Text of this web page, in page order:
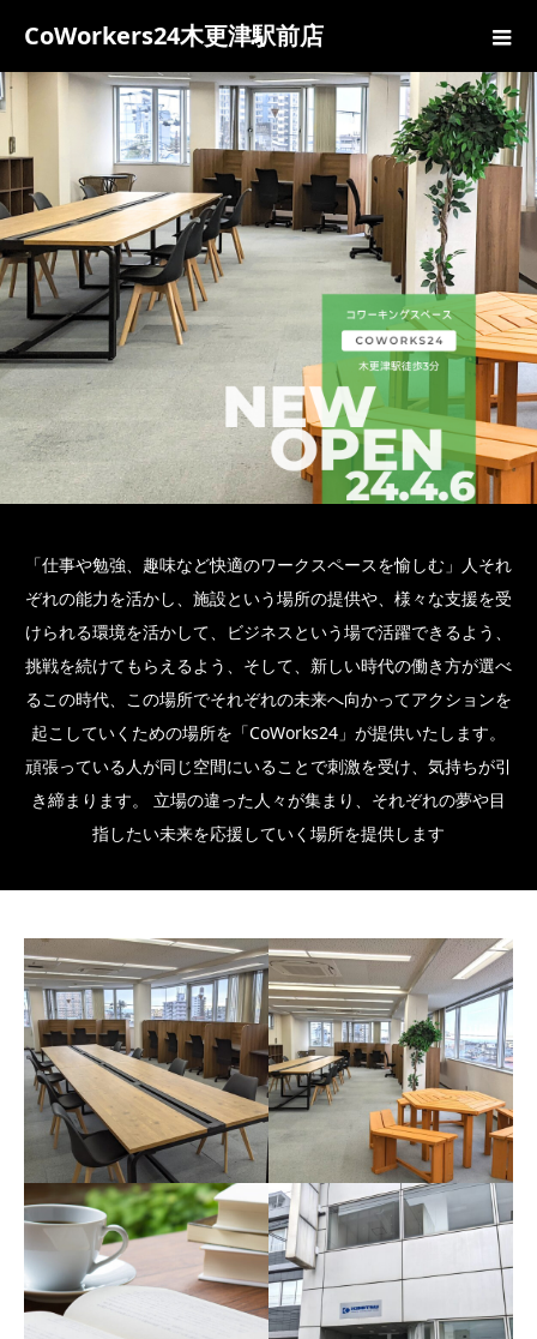
CoWorkers24木更津駅前店
「仕事や勉強、趣味など快適のワークスペースを愉しむ」人それ
ぞれの能力を活かし、施設という場所の提供や、様々な支援を受
けられる環境を活かして、ビジネスという場で活躍できるよう、
挑戦を続けてもらえるよう、そして、新しい時代の働き方が選べ
るこの時代、この場所でそれぞれの未来へ向かってアクションを
起こしていくための場所を「CoWorks24」が提供いたします。
頑張っている人が同じ空間にいることで刺激を受け、気持ちが引
き締まります。 立場の違った人々が集まり、それぞれの夢や目
指したい未来を応援していく場所を提供します